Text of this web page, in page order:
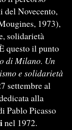
del Novecento,
1973),
solidarietà
questo il punto
di Milano. Un
e solidarietà
settembre al
alla
Pablo Picasso
nel 1972.